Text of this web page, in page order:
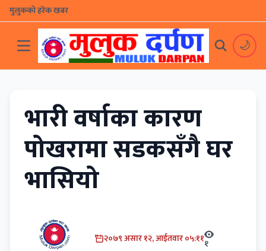
मुलुकको हरेक खबर
🌙
भारी वर्षाका कारण
पोखरामा सडकसँगै घर
भासियो
२०७९ असार १२, आईतवार ०५:१११